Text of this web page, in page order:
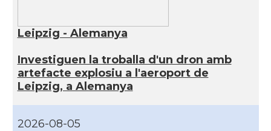
Leipzig - Alemanya
Investiguen la troballa d'un dron amb
artefacte explosiu a l'aeroport de
Leipzig, a Alemanya
2026-08-05